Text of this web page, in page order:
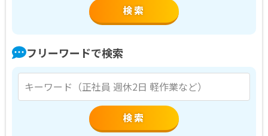
フリーワードで検索
検索